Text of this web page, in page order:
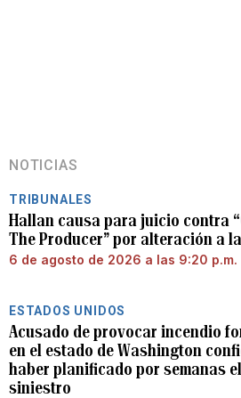
NOTICIAS
TRIBUNALES
Hallan causa para juicio contra
The Producer” por alteración a
6 de agosto de 2026 a las 9:20 p.m.
ESTADOS UNIDOS
Acusado de provocar incendio
en el estado de Washington
haber planificado por semanas el
siniestro